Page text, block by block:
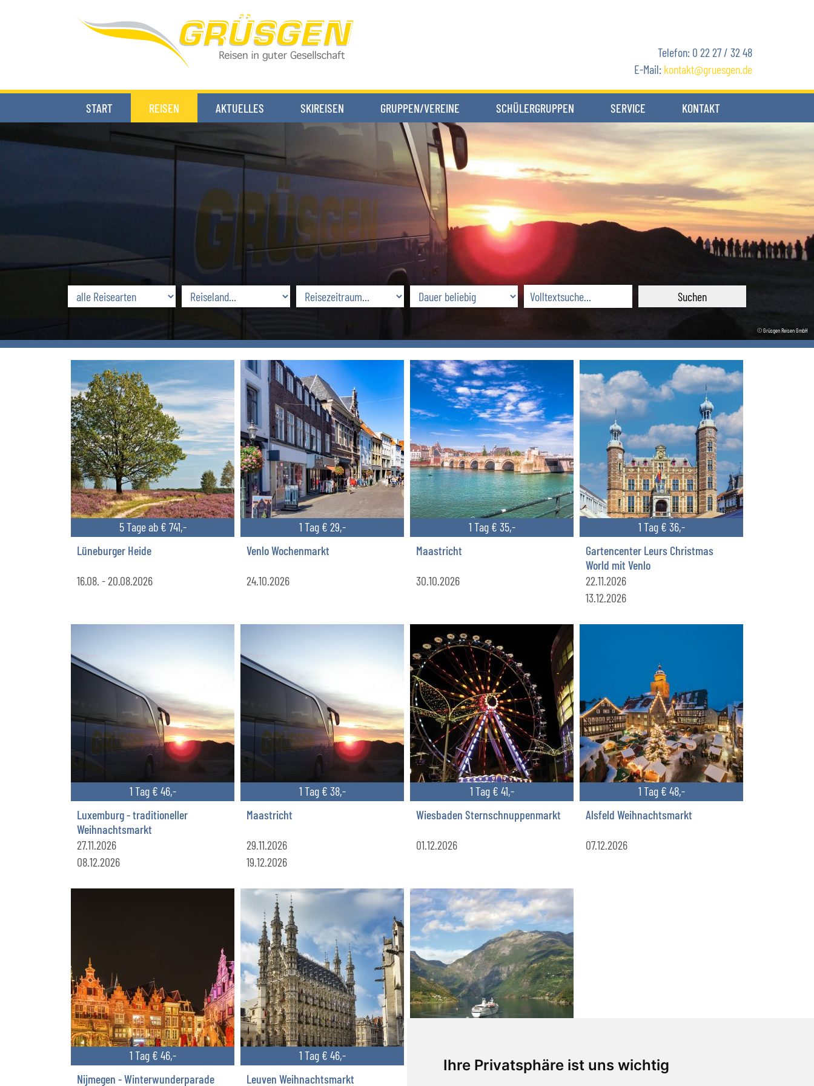
Ihre Privatsphäre ist uns wichtig
Telefon: 0 22 27 / 32 48
E-Mail: kontakt gruesgen.de
START REISEN AKTUELLES SKIREISEN GRUPPEN/VEREINE SCHÜLERGRUPPEN SERVICE
Komfort an Bord
Anfahrt
Kataloganforderung
KONTAKT
Team
© Grüsgen Reisen GmbH
5 Tage ab € 741,-
Lüneburger Heide
16.08. - 20.08.2026
1 Tag € 29,-
Venlo Wochenmarkt
24.10.2026
1 Tag € 35,-
Maastricht
30.10.2026
1 Tag € 36,-
Gartencenter Leurs Christmas
World mit Venlo
22.11.2026
13.12.2026
1 Tag € 46,-
Luxemburg - traditioneller
Weihnachtsmarkt
27.11.2026
08.12.2026
1 Tag € 38,-
Maastricht
29.11.2026
19.12.2026
1 Tag € 41,-
Wiesbaden Sternschnuppenmarkt
01.12.2026
1 Tag € 48,-
Alsfeld Weihnachtsmarkt
07.12.2026
1 Tag € 46,-
Nijmegen - Winterwunderparade
1 Tag € 46,-
Leuven Weihnachtsmarkt